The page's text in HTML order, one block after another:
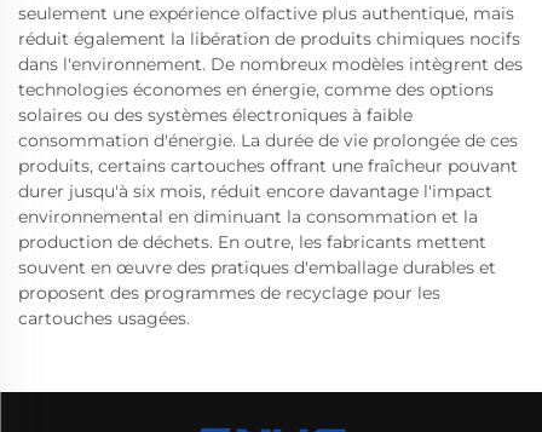
seulement une expérience olfactive plus authentique, mais
réduit également la libération de produits chimiques nocifs
dans l'environnement. De nombreux modèles intègrent des
technologies économes en énergie, comme des options
solaires ou des systèmes électroniques à faible
consommation d'énergie. La durée de vie prolongée de ces
produits, certains cartouches offrant une fraîcheur pouvant
durer jusqu'à six mois, réduit encore davantage l'impact
environnemental en diminuant la consommation et la
production de déchets. En outre, les fabricants mettent
souvent en œuvre des pratiques d'emballage durables et
proposent des programmes de recyclage pour les
cartouches usagées.